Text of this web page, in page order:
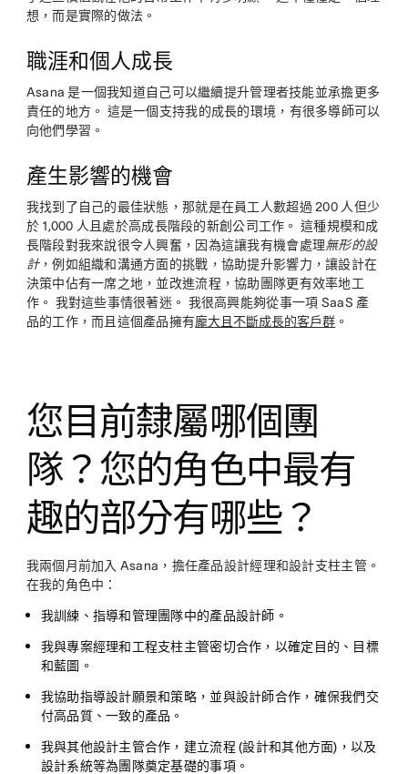
想，而是實際的做法。
職涯和個人成長
Asana 是一個我知道自己可以繼續提升管理者技能並承擔更多
責任的地方。 這是一個支持我的成長的環境，有很多導師可以
向他們學習。
產生影響的機會
我找到了自己的最佳狀態，那就是在員工人數超過 200 人但少
於 1,000 人且處於高成長階段的新創公司工作。 這種規模和成
長階段對我來說很令人興奮，因為這讓我有機會處理無形的設
計，例如組織和溝通方面的挑戰，協助提升影響力，讓設計在
決策中佔有一席之地，並改進流程，協助團隊更有效率地工
作。 我對這些事情很著迷。 我很高興能夠從事一項 SaaS 產
品的工作，而且這個產品擁有龐大且不斷成長的客戶群 。
您目前隸屬哪個團
隊？您的角色中最有
趣的部分有哪些？
我兩個月前加入 Asana，擔任產品設計經理和設計支柱主管。
在我的角色中：
我訓練、指導和管理團隊中的產品設計師。
我與專案經理和工程支柱主管密切合作，以確定目的、目標
和藍圖。
我協助指導設計願景和策略，並與設計師合作，確保我們交
付高品質、一致的產品。
我與其他設計主管合作，建立流程 (設計和其他方面)，以及
設計系統等為團隊奠定基礎的事項。